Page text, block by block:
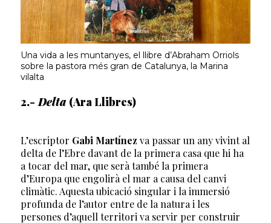
Una vida a les muntanyes, el llibre d’Abraham Orriols
sobre la pastora més gran de Catalunya, la Marina
vilalta
2.- Delta (Ara Llibres)
L’escriptor Gabi Martínez va passar un any vivint al
delta de l’Ebre davant de la primera casa que hi ha
a tocar del mar, que serà també la primera
d’Europa que engolirà el mar a causa del canvi
climàtic. Aquesta ubicació singular i la immersió
profunda de l’autor entre de la natura i les
persones d’aquell territori va servir per construir